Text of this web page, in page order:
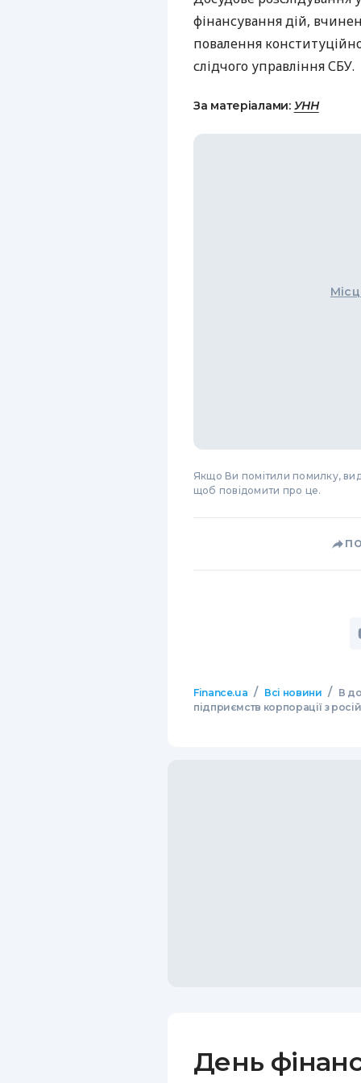
фінансування дій,
повалення
слідчого управління СБУ.
За матеріалами: УНН
Якщо Ви помітили помилку,
щоб повідомити про це.
Finance.ua / Всі новини / В
підприємств корпорації з
День